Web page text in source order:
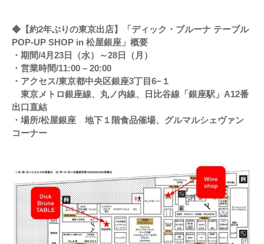
◆【約2年ぶりの東京出店】「ディック・ブルーナ テーブル
POP-UP SHOP in 松屋銀座」概要
・期間/4月23日（水）～28日（月）
・営業時間/11:00 – 20:00
・アクセス/東京都中央区銀座3丁目6−１
東京メトロ銀座線、丸ノ内線、日比谷線「銀座駅」A12番
出口直結
・場所/松屋銀座 地下１階食品催場、グルマルシェヴァン
コーナー